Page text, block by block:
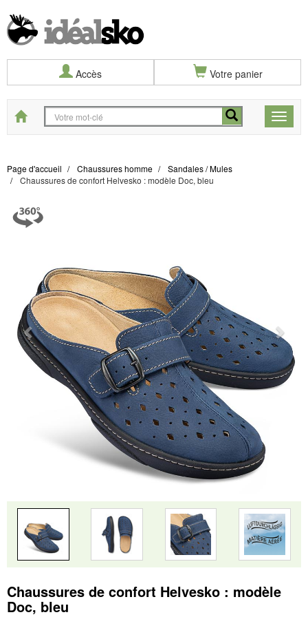
Accès Votre panier
Toggle
Start
Page d'accueil Chaussures homme
Sandales / Mules
Chaussures de confort Helvesko : modèle Doc, bleu
Chaussures de confort Helvesko : modèle
Doc, bleu